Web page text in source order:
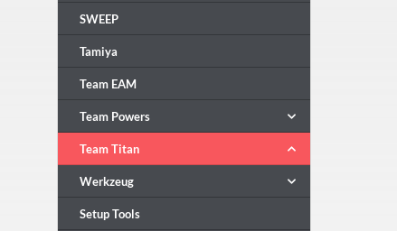
SWEEP
Tamiya
Team EAM
Team Powers
Team Titan
Werkzeug
Setup Tools